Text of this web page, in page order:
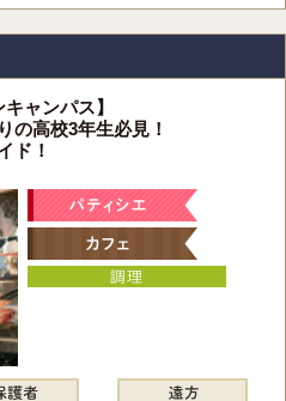
ャンパス】
の高校3年生必見！
ド！